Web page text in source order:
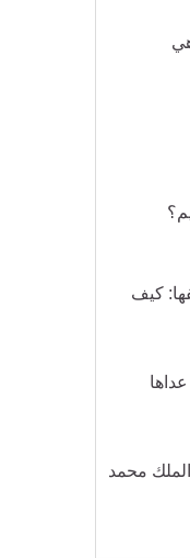
كيف
الملك محمد